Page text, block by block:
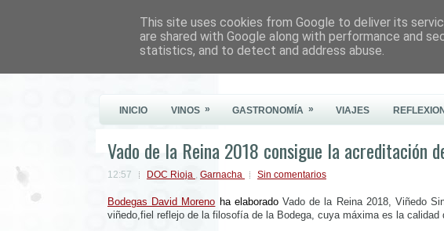
Este Vino Me Gusta
INICIO VINOS » GASTRONOMÍA » VIAJES
Vado de la Reina 2018 consigue la acreditación
12:57 DOC Rioja , Garnacha Sin comentarios
Bodegas David Moreno ha elaborado Vado de la Reina 2018, Viñedo
viñedo,fiel reflejo de la filosofía de la Bodega, cuya máxima es la
This site uses cookies from Google to deliver its
are shared with Google along with performance and
statistics, and to detect and address abuse.